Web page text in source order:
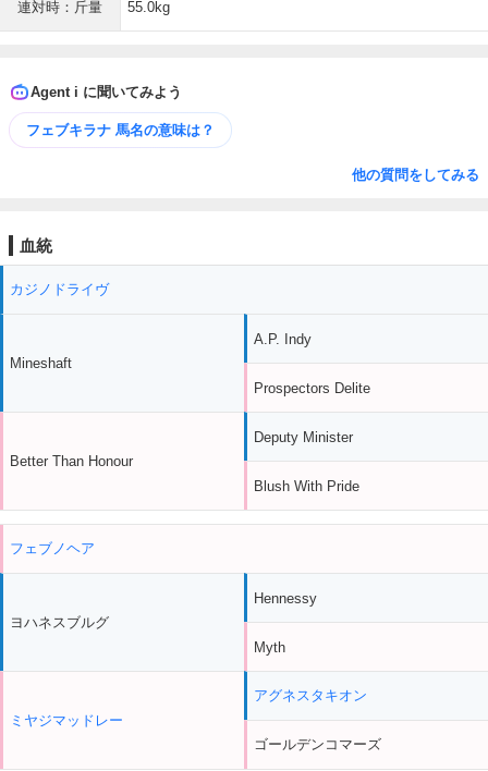
連対時：斤量 55.0kg
Agent i に聞いてみよう
フェブキラナ 馬名の意味は？
他の質問をしてみる
血統
カジノドライヴ
Mineshaft
Better Than Honour
A.P. Indy
Prospectors Delite
Deputy Minister
Blush With Pride
フェブノヘア
ヨハネスブルグ
ミヤジマッドレー
Hennessy
Myth
アグネスタキオン
ゴールデンコマーズ